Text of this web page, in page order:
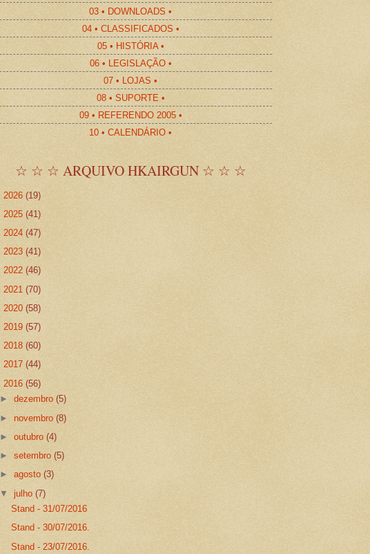
03 • DOWNLOADS •
04 • CLASSIFICADOS •
05 • HISTÓRIA •
06 • LEGISLAÇÃO •
07 • LOJAS •
08 • SUPORTE •
09 • REFERENDO 2005 •
10 • CALENDÁRIO •
☆ ☆ ☆ ARQUIVO HKAIRGUN ☆ ☆ ☆
2026 (19)
2025 (41)
2024 (47)
2023 (41)
2022 (46)
2021 (70)
2020 (58)
2019 (57)
2018 (60)
2017 (44)
2016 (56)
►dezembro(5)
►novembro(8)
►outubro (4)
►setembro(5)
►agosto(3)
▼julho(7)
Stand - 31/07/2016
Stand - 30/07/2016.
Stand - 23/07/2016.